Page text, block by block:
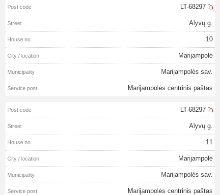
LT-68297
Alyvų g.
10
Marijampolė
Marijampolės sav.
Marijampolės centrinis paštas
LT-68297
Alyvų g.
11
Marijampolė
Marijampolės sav.
Marijampolės centrinis paštas